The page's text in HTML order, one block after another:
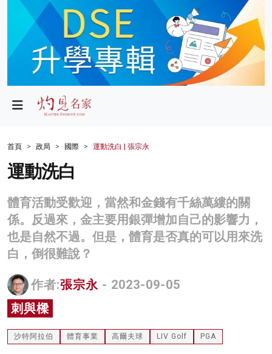
政局
財經
生活
商業
科技
名家榜
灼見活動
關於我們
首頁 政局 國際 運動洗白 | 張宗永
運動洗白
體育活動受歡迎，當然和金錢有千絲萬縷的關
係。反過來，金主要用銀彈增加自己的影響力，
也是自然不過。但是，體育是否真的可以用來洗
白，倒很難說？
作者:張宗永 - 2023-09-05
刺與樑
沙特阿拉伯 體育事業 高爾夫球 LIV Golf PGA